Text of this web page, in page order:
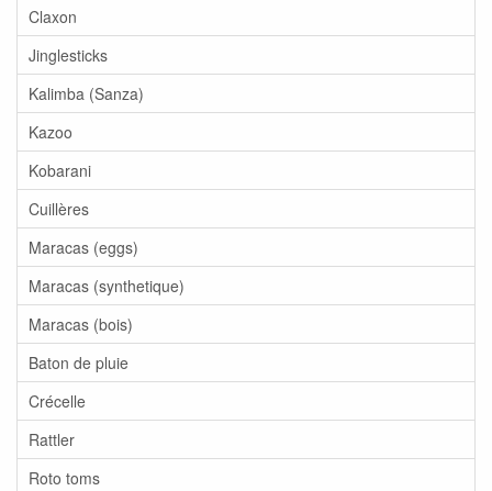
Claxon
Jinglesticks
Kalimba (Sanza)
Kazoo
Kobarani
Cuillères
Maracas (eggs)
Maracas (synthetique)
Maracas (bois)
Baton de pluie
Crécelle
Rattler
Roto toms